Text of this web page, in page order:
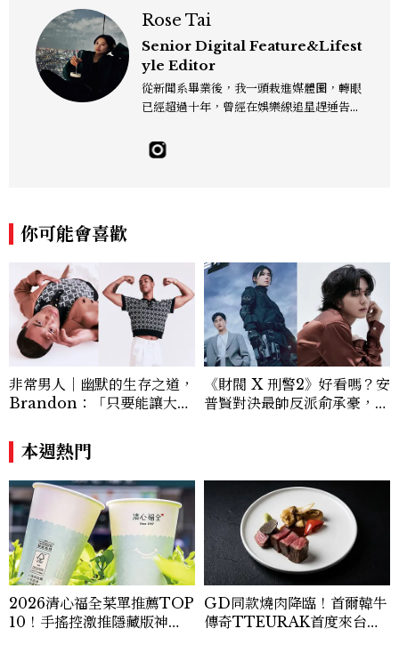
Rose Tai
Senior Digital Feature&Lifest
yle Editor
從新聞系畢業後，我一頭栽進媒體圈，轉眼
已經超過十年，曾經在娛樂線追星趕通告，
紅。現在我的日常多是與美食、生活與旅遊
為伍，走進廚房、走進巷弄，也走進他人的
你可能會喜歡
非常男人｜幽默的生存之道，
Brandon：「只要能讓大家
讓敵人成為朋友。」
《財閥 X 刑警2》好看嗎？安
普賢對決最帥反派俞承豪，鄭
本週熱門
2026清心福全菜單推薦TOP
10！手搖控激推隱藏版神
GD同款燒肉降臨！首爾韓牛
傳奇TTEURAK首度來台，